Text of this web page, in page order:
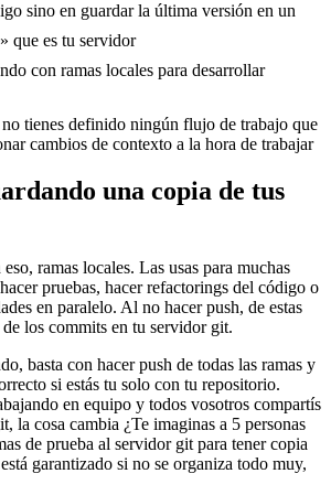
sino en guardar la última versión en un
que es tu servidor
con ramas locales para desarrollar
tienes definido ningún flujo de trabajo que
cambios de contexto a la hora de trabajar
una copia de tus
ramas locales. Las usas para muchas
pruebas, hacer refactorings del código o
en paralelo. Al no hacer push, de estas
los commits en tu servidor git.
basta con hacer push de todas las ramas y
si estás tu solo con tu repositorio.
en equipo y todos vosotros compartís
la cosa cambia ¿Te imaginas a 5 personas
de prueba al servidor git para tener copia
garantizado si no se organiza todo muy,